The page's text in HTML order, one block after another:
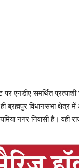
एनडीए समर्थित
ब्रह्मपुर विधानसभा क्षेत्र
नगर निवासी है। वहीं